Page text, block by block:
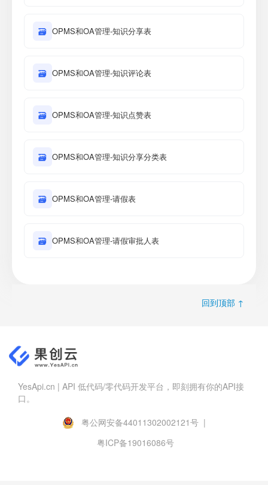
🗃 OPMS和OA管理-知识分享表
🗃 OPMS和OA管理-知识评论表
🗃 OPMS和OA管理-知识点赞表
🗃 OPMS和OA管理-知识分享分类表
🗃 OPMS和OA管理-请假表
🗃 OPMS和OA管理-请假审批人表
回到顶部 ↑
YesApi.cn | API 低代码/零代码开发平台，即刻拥有你的API接
口。
粤公网安备44011302002121号 |
粤ICP备19016086号